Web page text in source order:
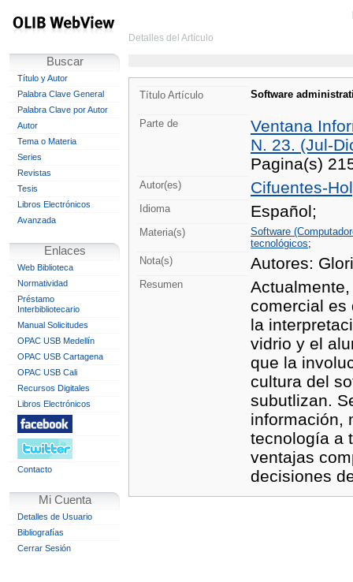
Buscar
Título y Autor
Palabra Clave General
Palabra Clave por Autor
Autor
Tema o Materia
Series
Revistas
Tesis
Libros Electrónicos
Avanzada
Enlaces
Web Biblioteca
Normatividad
Préstamo
Interbibliotecario
Manual Solicitudes
OPAC USB Medellín
OPAC USB Cartagena
OPAC USB Cali
Recursos Digitales
Libros Electrónicos
Contacto
Mi Cuenta
Detalles de Usuario
Bibliografías
Cerrar Sesión
Detalles del Artículo
Título Artículo Software
Parte de
Ventana
N. 23. (Jul-
Pagina(s)
Autor(es) Cifuentes-
Idioma Español;
Materia(s)
Software
tecnológicos;
Nota(s)
Autores:
Resumen
comercial es
la
vidrio y el
que la
cultura del
subutlizan.
información,
tecnología a
ventajas
decisiones